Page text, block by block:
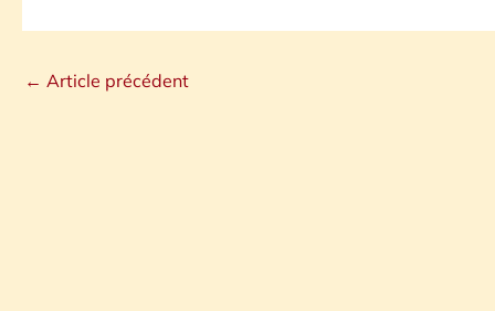
← Article précédent